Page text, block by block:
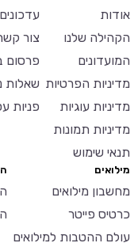
אודות
הקהילה שלנו
המועדונים
מדיניות הפרטיות
מדיניות עוגיות
מדיניות תמונות
תנאי שימוש
עדכונים
צור
פרסום
שאלות
פניות
מילואים
מחשבון מילואים
כרטיס פייטר
עולם ההטבות למילואים